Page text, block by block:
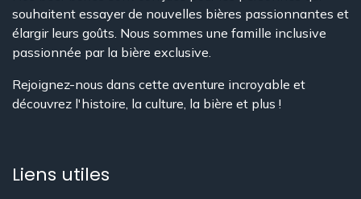
souhaitent essayer de nouvelles bières passionnantes et
élargir leurs goûts. Nous sommes une famille inclusive
passionnée par la bière exclusive.
Rejoignez-nous dans cette aventure incroyable et
découvrez l'histoire, la culture, la bière et plus !
Liens utiles